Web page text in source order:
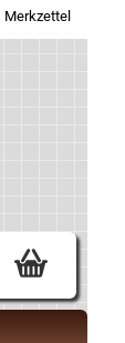
Merkzettel